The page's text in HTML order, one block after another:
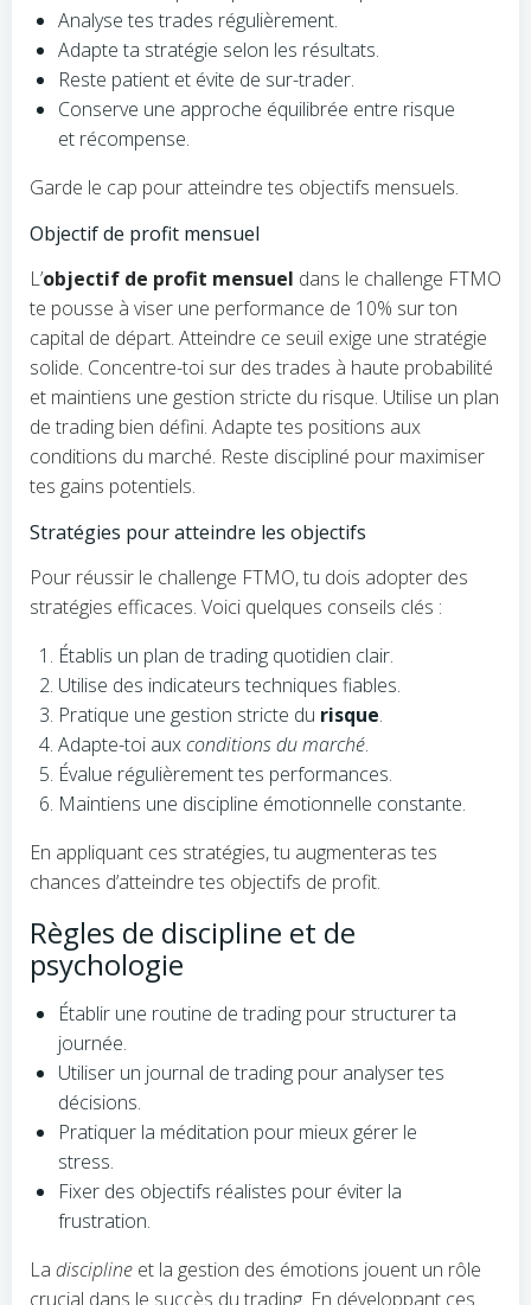
Analyse tes trades régulièrement.
Adapte ta stratégie selon les résultats.
Reste patient et évite de sur-trader.
Conserve une approche équilibrée entre risque
et récompense.
Garde le cap pour atteindre tes objectifs mensuels.
Objectif de profit mensuel
L’objectif de profit mensuel dans le challenge FTMO
te pousse à viser une performance de 10% sur ton
capital de départ. Atteindre ce seuil exige une stratégie
solide. Concentre-toi sur des trades à haute probabilité
et maintiens une gestion stricte du risque. Utilise un plan
de trading bien défini. Adapte tes positions aux
conditions du marché. Reste discipliné pour maximiser
tes gains potentiels.
Stratégies pour atteindre les objectifs
Pour réussir le challenge FTMO, tu dois adopter des
stratégies efficaces. Voici quelques conseils clés :
Établis un plan de trading quotidien clair.
Utilise des indicateurs techniques fiables.
Pratique une gestion stricte du risque.
Adapte-toi auxconditions du marché.
Évalue régulièrement tes performances.
Maintiens une discipline émotionnelle constante.
En appliquant ces stratégies, tu augmenteras tes
chances d’atteindre tes objectifs de profit.
Règles de discipline et de
psychologie
Établir une routine de trading pour structurer ta
journée.
Utiliser un journal de trading pour analyser tes
décisions.
Pratiquer la méditation pour mieux gérer le
stress.
Fixer des objectifs réalistes pour éviter la
frustration.
La discipline et la gestion des émotions jouent un rôle
crucial dans le succès du trading. En développant ces